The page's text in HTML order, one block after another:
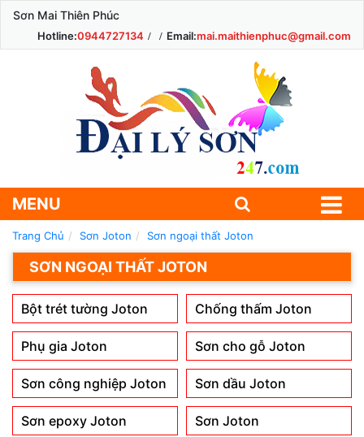
Sơn Mai Thiên Phúc
Hotline:0944727134 Email:mai.maithienphuc@gmail.com
MENU
Trang Chủ Sơn Joton Sơn ngoại thất Joton
SƠN NGOẠI THẤT JOTON
Bột trét tường Joton Chống thấm Joton
Phụ gia Joton Sơn cho gỗ Joton
Sơn công nghiệp Joton Sơn dầu Joton
Sơn epoxy Joton Sơn Joton